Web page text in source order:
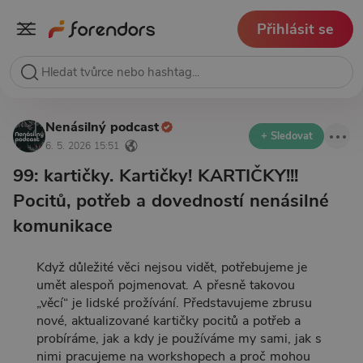
Přihlásit se
Nenásilný podcast
6. 5. 2026 15:51
+ Sledovat
99: kartičky. Kartičky! KARTIČKY!!!
Pocitů, potřeb a dovedností nenásilné
komunikace
Když důležité věci nejsou vidět, potřebujeme je
umět alespoň pojmenovat. A přesně takovou
„věcí“ je lidské prožívání. Představujeme zbrusu
nové, aktualizované kartičky pocitů a potřeb a
probíráme, jak a kdy je používáme my sami, jak s
nimi pracujeme na workshopech a proč mohou